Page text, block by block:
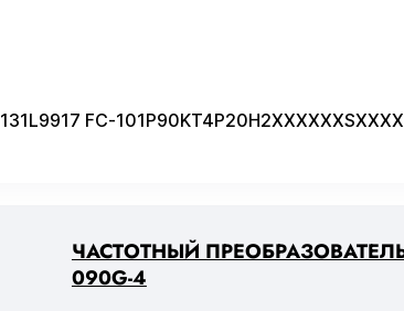
131L9917 FC-
ЧАСТОТНЫЙ ПРЕОБРАЗОВАТЕЛЬ
090G-4